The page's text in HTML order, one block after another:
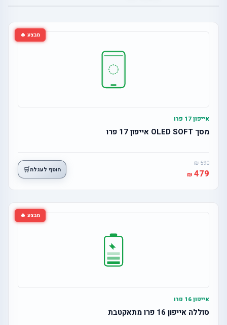
מבצע 🔥
אייפון 17 פרו
מסך OLED SOFT אייפון 17 פרו
590
479 הוסף לעגלה🛒
מבצע 🔥
אייפון 16 פרו
סוללה אייפון 16 פרו מתאקטבת